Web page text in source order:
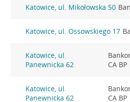
Katowice, ul. Mikołowska 50
Katowice, ul. Ossowskiego 17
Katowice, ul.
Panewnicka 62
CA BP
Katowice, ul.
Panewnicka 62
CA BP